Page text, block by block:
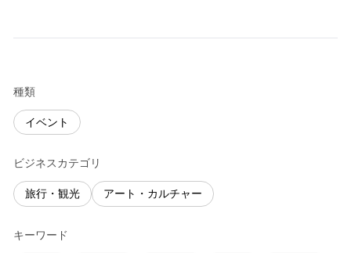
種類
イベント
ビジネスカテゴリ
旅行・観光 アート・カルチャー
キーワード